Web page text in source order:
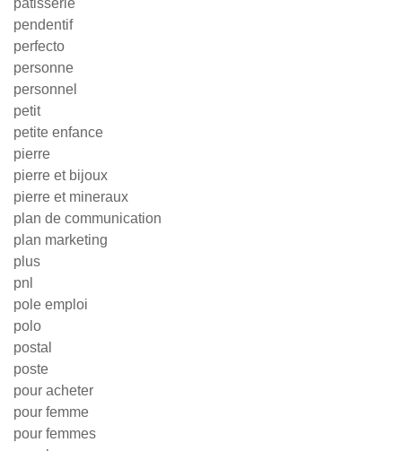
patisserie
pendentif
perfecto
personne
personnel
petit
petite enfance
pierre
pierre et bijoux
pierre et mineraux
plan de communication
plan marketing
plus
pnl
pole emploi
polo
postal
poste
pour acheter
pour femme
pour femmes